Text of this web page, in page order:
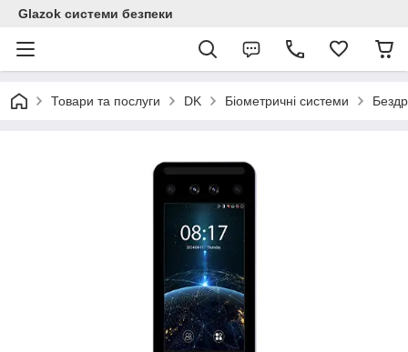
Glazok системи безпеки
Товари та послуги DK Біометричні системи